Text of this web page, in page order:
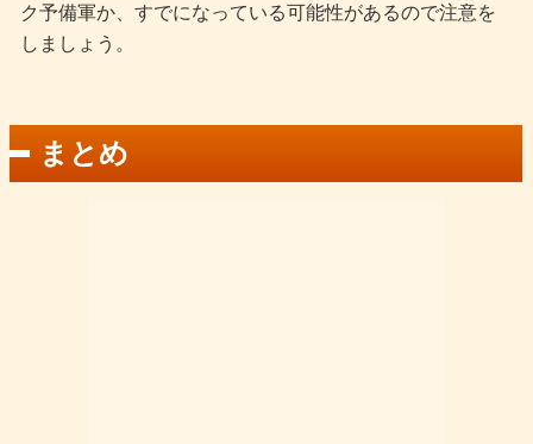
ク予備軍か、すでになっている可能性があるので注意を
しましょう。
まとめ